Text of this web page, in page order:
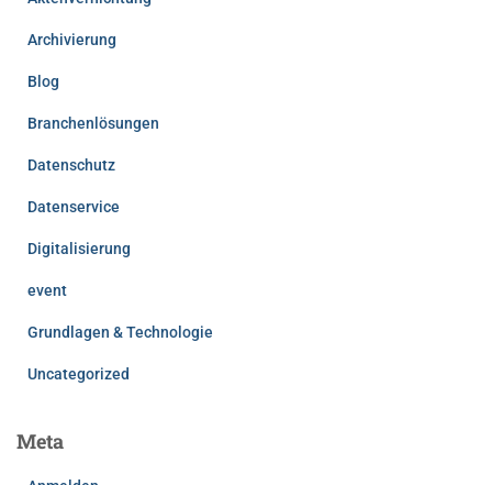
Archivierung
Blog
Branchenlösungen
Datenschutz
Datenservice
Digitalisierung
event
Grundlagen & Technologie
Uncategorized
Meta